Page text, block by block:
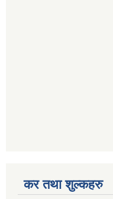
कर तथा शुल्कहरु